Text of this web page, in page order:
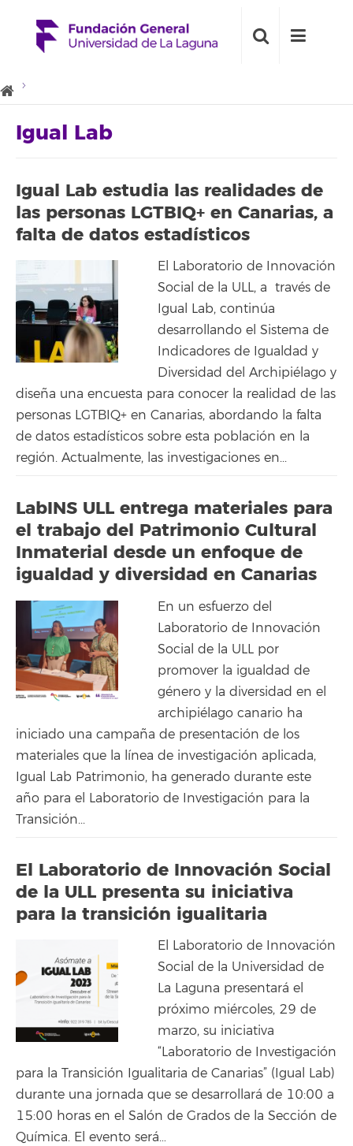
Igual Lab
Igual Lab estudia las realidades de
las personas LGTBIQ+ en Canarias, a
falta de datos estadísticos
El Laboratorio de Innovación
Social de la ULL, a través de
Igual Lab, continúa
desarrollando el Sistema de
Indicadores de Igualdad y
Diversidad del Archipiélago y
diseña una encuesta para conocer la realidad de las
personas LGTBIQ+ en Canarias, abordando la falta
de datos estadísticos sobre esta población en la
región. Actualmente, las investigaciones en...
LabINS ULL entrega materiales para
el trabajo del Patrimonio Cultural
Inmaterial desde un enfoque de
igualdad y diversidad en Canarias
En un esfuerzo del
Laboratorio de Innovación
Social de la ULL por
promover la igualdad de
género y la diversidad en el
archipiélago canario ha
iniciado una campaña de presentación de los
materiales que la línea de investigación aplicada,
Igual Lab Patrimonio, ha generado durante este
año para el Laboratorio de Investigación para la
Transición...
El Laboratorio de Innovación Social
de la ULL presenta su iniciativa
para la transición igualitaria
El Laboratorio de Innovación
Social de la Universidad de
La Laguna presentará el
próximo miércoles, 29 de
marzo, su iniciativa
“Laboratorio de Investigación
para la Transición Igualitaria de Canarias” (Igual Lab)
durante una jornada que se desarrollará de 10:00 a
15:00 horas en el Salón de Grados de la Sección de
Química. El evento será…